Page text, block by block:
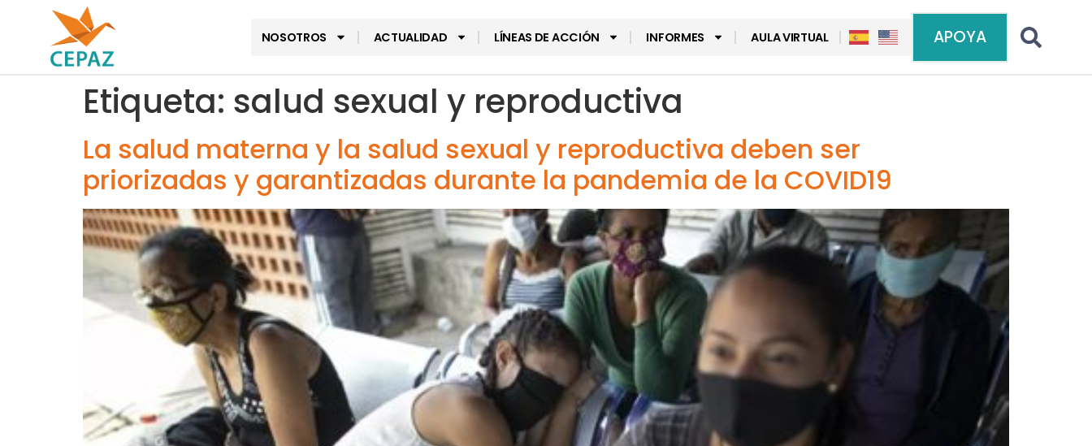
NOSOTROS ACTUALIDAD LÍNEAS DE ACCIÓN INFORMES AULA VIRTUAL APOYA
Etiqueta: salud sexual y reproductiva
La salud materna y la salud sexual y reproductiva deben ser
priorizadas y garantizadas durante la pandemia de la COVID19